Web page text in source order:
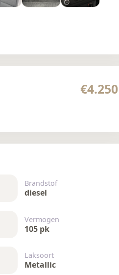
€4.250
Brandstof
diesel
Vermogen
105 pk
Laksoort
Metallic